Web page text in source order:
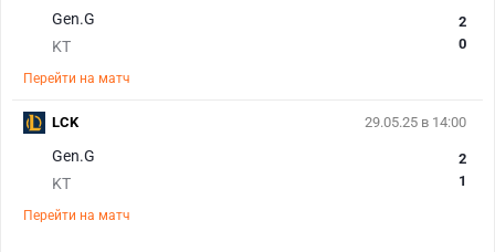
Gen.G
KT
2
0
Перейти на матч
29.05.25 в 14:00
Gen.G
KT
2
1
Перейти на матч
LCK